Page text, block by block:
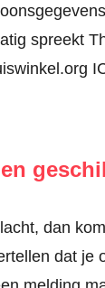
spreekt
dan
dat je